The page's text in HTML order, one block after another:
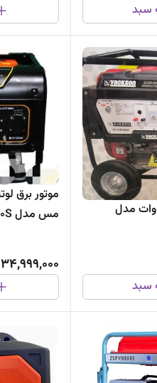
سبد
9کیلووات مدل
سبد
مس مدل LT1200S
34,999,000